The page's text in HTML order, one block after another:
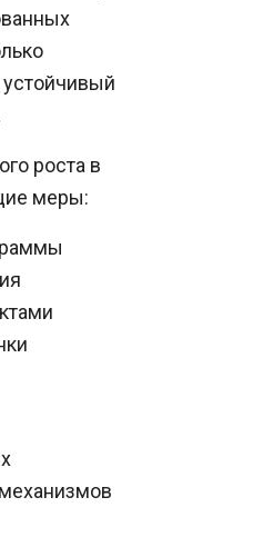
роста в
меры: